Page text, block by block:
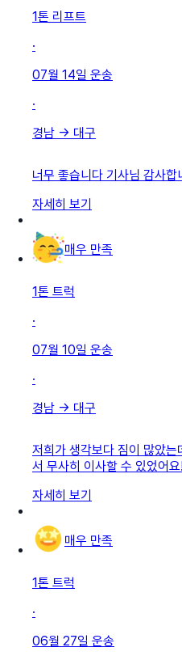
1톤 리프트
·
07월 14일 운송
·
경남 → 대구
너무 좋습니다 기사님 감사합
자세히 보기
매우 만족
1톤 트럭
·
07월 10일 운송
·
경남 → 대구
저희가 생각보다 짐이 많았는
서 무사히 이사할 수 있었어
자세히 보기
매우 만족
1톤 트럭
·
06월 27일 운송